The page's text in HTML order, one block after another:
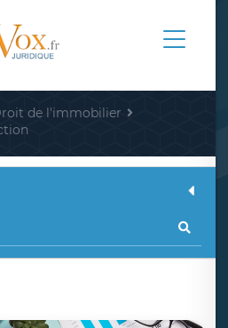
de l'immobilier